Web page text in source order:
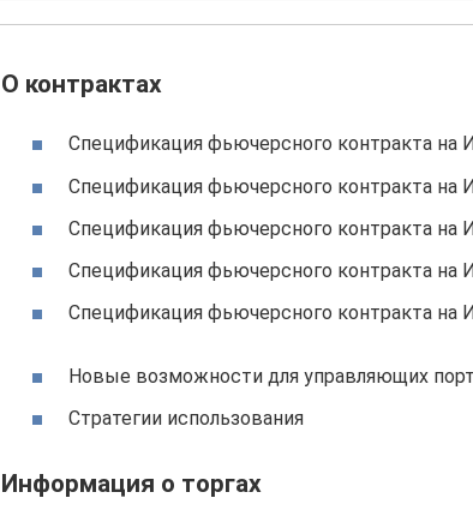
О контрактах
Спецификация фьючерсного контракта на
Спецификация фьючерсного контракта на
Спецификация фьючерсного контракта
Спецификация фьючерсного контракта
Спецификация фьючерсного контракта на
Новые возможности для управляющих
Стратегии использования
Информация о торгах